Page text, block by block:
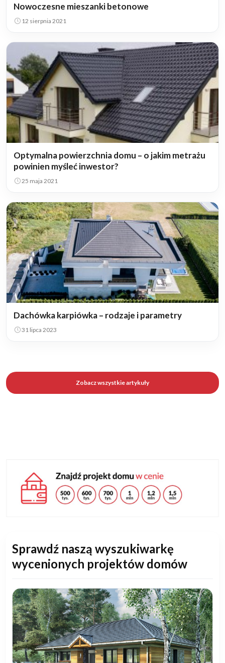
Nowoczesne mieszanki betonowe
12 sierpnia 2021
Optymalna powierzchnia domu – o jakim metrażu
powinien myśleć inwestor?
25 maja 2021
Dachówka karpiówka – rodzaje i parametry
31 lipca 2023
Zobacz wszystkie artykuły
Sprawdź naszą wyszukiwarkę
wycenionych projektów domów